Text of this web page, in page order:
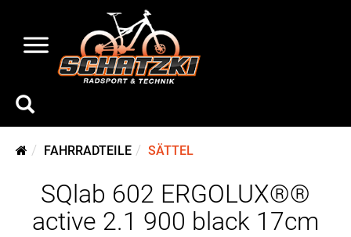
FAHRRADTEILE SÄTTEL
SQlab 602 ERGOLUX®®
active 2.1 900 black 17cm